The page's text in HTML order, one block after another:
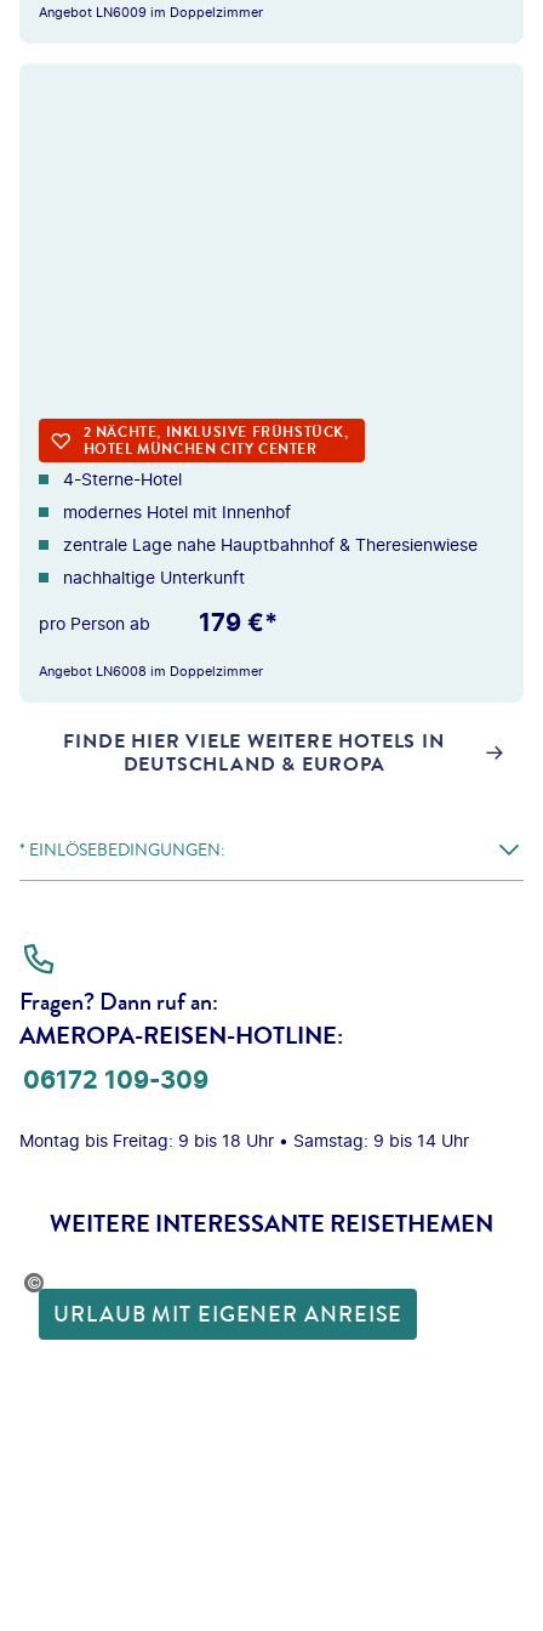
Angebot LN6009 im Doppelzimmer
2 NÄCHTE, INKLUSIVE FRÜHSTÜCK,
HOTEL MÜNCHEN CITY CENTER
MÜNCHEN
4-Sterne-Hotel
modernes Hotel mit Innenhof
zentrale Lage nahe Hauptbahnhof & Theresienwiese
nachhaltige Unterkunft
pro Person ab 179 €*
Angebot LN6008 im Doppelzimmer
FINDE HIER VIELE WEITERE HOTELS IN
DEUTSCHLAND & EUROPA
* EINLÖSEBEDINGUNGEN:
Fragen? Dann ruf an:
AMEROPA-REISEN-HOTLINE:
06172 109-309
Montag bis Freitag: 9 bis 18 Uhr • Samstag: 9 bis 14 Uhr
WEITERE INTERESSANTE REISETHEMEN
stock.adobe.com
URLAUB MIT EIGENER ANREISE